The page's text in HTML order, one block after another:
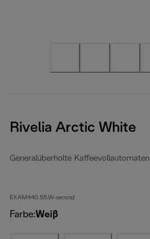
Rivelia Arctic White
Generalüberholte Kaffeevollautomaten
EXAM440.55.W-second
Farbe:Weiß